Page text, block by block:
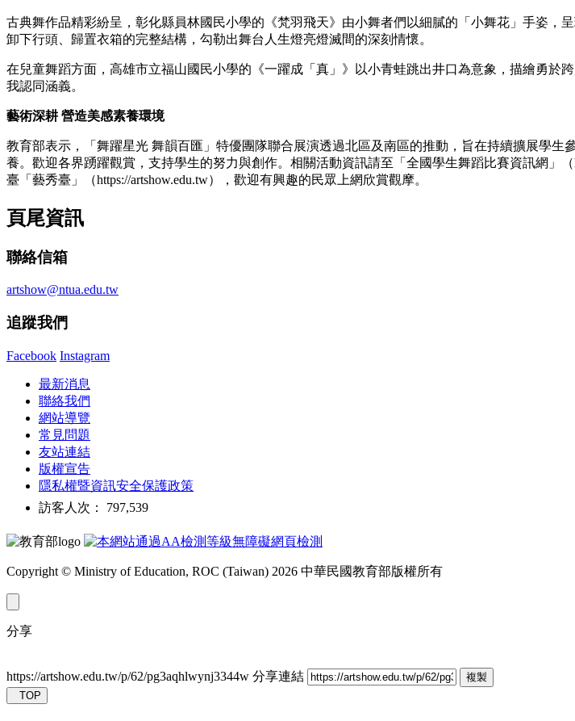
古典舞作品精彩紛呈，彰化縣員林國民小學的《梵羽飛天》由小舞者們以細膩的「小舞花」手姿
卸下行頭、歸置衣箱的完整結構，勾勒出舞台人生燈亮燈滅間的深刻情懷。
在兒童舞蹈方面，高雄市立福山國民小學的《一躍成「真」》以小青蛙跳出井口為意象，描繪勇
我認同涵義。
藝術深耕 營造美感素養環境
教育部表示，「舞躍星光 舞韻百匯」特優團隊聯合展演透過北區及南區的推動，旨在持續擴展學
養。歡迎各界踴躍觀賞，支持學生的努力與創作。相關活動資訊請至「全國學生舞蹈比賽資訊網」（
臺「藝秀臺」（https://artshow.edu.tw），歡迎有興趣的民眾上網欣賞觀摩。
頁尾資訊
聯絡信箱
artshow@ntua.edu.tw
追蹤我們
Facebook Instagram
最新消息
聯絡我們
網站導覽
常見問題
友站連結
版權宣告
隱私權暨資訊安全保護政策
訪客人次： 797,539
Copyright © Ministry of Education, ROC (Taiwan) 2026 中華民國教育部版權所有
分享
https://artshow.edu.tw/p/62/pg3aqhlwynj3344w 分享連結
複製
TOP